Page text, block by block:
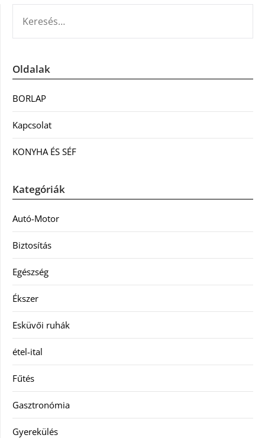
Oldalak
BORLAP
Kapcsolat
KONYHA ÉS SÉF
Kategóriák
Autó-Motor
Biztosítás
Egészség
Ékszer
Esküvői ruhák
étel-ital
Fűtés
Gasztronómia
Gyerekülés